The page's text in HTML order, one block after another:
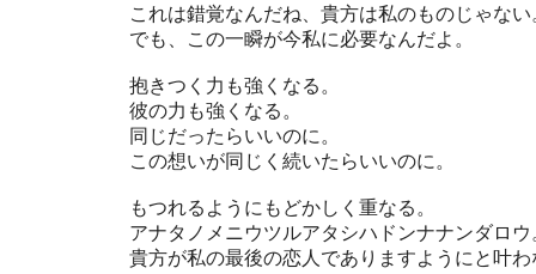
これは錯覚なんだね、貴方は私のものじゃない
でも、この一瞬が今私に必要なんだよ。
抱きつく力も強くなる。
彼の力も強くなる。
同じだったらいいのに。
この想いが同じく続いたらいいのに。
もつれるようにもどかしく重なる。
アナタノメニウツルアタシハドンナナンダロウ
貴方が私の最後の恋人でありますようにと叶